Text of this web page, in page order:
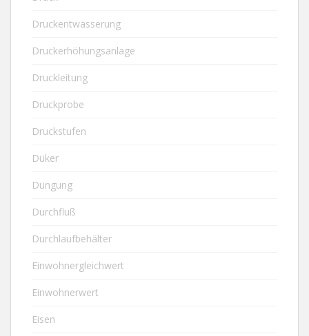
Druckentwässerung
Druckerhöhungsanlage
Druckleitung
Druckprobe
Druckstufen
Düker
Düngung
Durchfluß
Durchlaufbehälter
Einwohnergleichwert
Einwohnerwert
Eisen